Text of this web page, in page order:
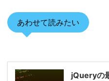
あわせて読みたい
jQueryの